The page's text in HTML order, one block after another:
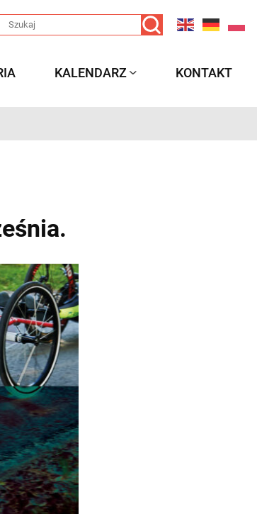
KALENDARZ KONTAKT